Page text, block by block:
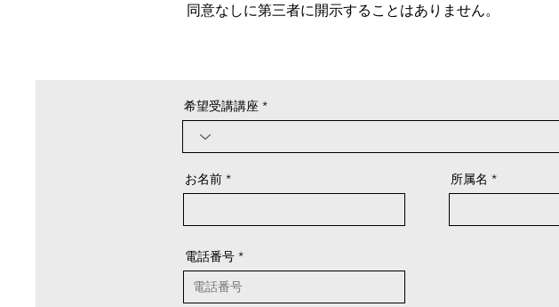
同意なしに第三者に開示することはありません。
希望受講講座
お名前 所属名
電話番号